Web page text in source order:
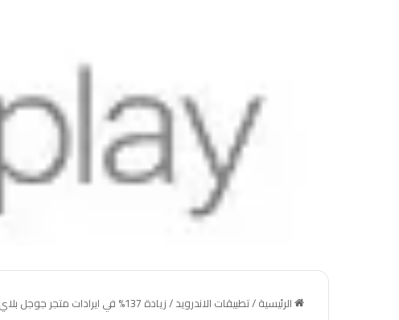
الرئيسية/تطبيقات الاندرويد/زيادة 137% في ايرادات متجر جوجل بلاي خلال 7 شهور